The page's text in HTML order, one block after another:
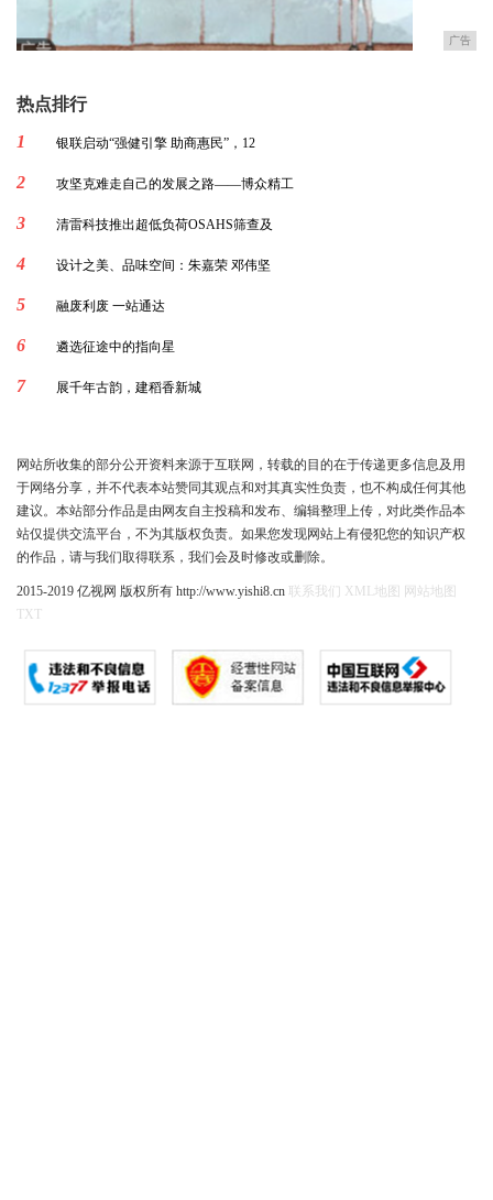
广告
热点排行
1
银联启动“强健引擎 助商惠民”，12
2 攻坚克难走自己的发展之路——博众精工
3 清雷科技推出超低负荷OSAHS筛查及
4 设计之美、品味空间：朱嘉荣 邓伟坚
5 融废利废 一站通达
6 遴选征途中的指向星
7 展千年古韵，建稻香新城
网站所收集的部分公开资料来源于互联网，转载的目的在于传递更多信息及用
于网络分享，并不代表本站赞同其观点和对其真实性负责，也不构成任何其他
建议。本站部分作品是由网友自主投稿和发布、编辑整理上传，对此类作品本
站仅提供交流平台，不为其版权负责。如果您发现网站上有侵犯您的知识产权
的作品，请与我们取得联系，我们会及时修改或删除。
2015-2019 亿视网 版权所有 http://www.yishi8.cn 联系我们 XML地图
网站地图
TXT